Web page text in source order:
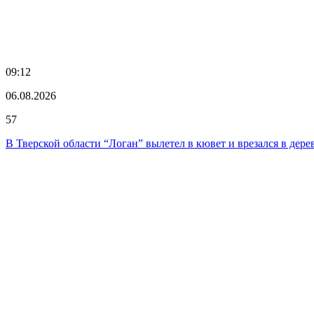
09:12
06.08.2026
57
В Тверской области “Логан” вылетел в кювет и врезался в